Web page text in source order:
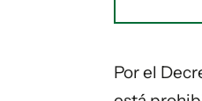
Por el